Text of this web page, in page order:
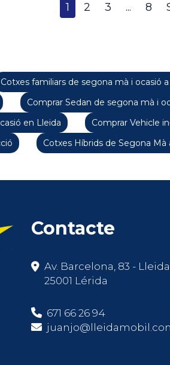
1 2 3 ... 8
Cotxes familiars de segona mà i ocasió
Comprar Sedan de segona mà i
en Lleida
Comprar Vehicle
Cotxes Híbrids de Segona
Contacte
Av. Barcelona, 83 - Lleida
25001 Lérida
671 66 26 94